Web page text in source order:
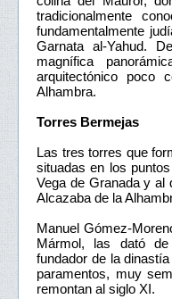
tradicionalmente
fundamentalmente
Garnata al-Yahud.
magnífica
arquitectónico poco
Alhambra.
Torres Bermejas
Las tres torres que
situadas en los
Vega de Granada y al
Alcazaba de la
Manuel Gómez-
Mármol, las dató
fundador de la
paramentos, muy
remontan al siglo XI.